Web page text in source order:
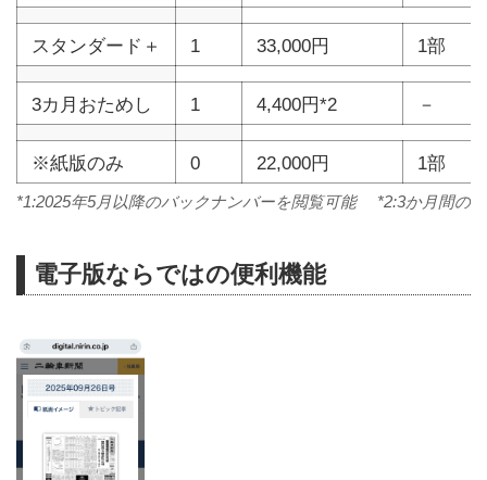
スタンダード＋ 1 33,000円 1部
3カ月おためし 1 4,400円*2 －
※紙版のみ 0 22,000円 1部
*1:2025年5月以降のバックナンバーを閲覧可能 *2:3か月間の
電子版ならではの便利機能